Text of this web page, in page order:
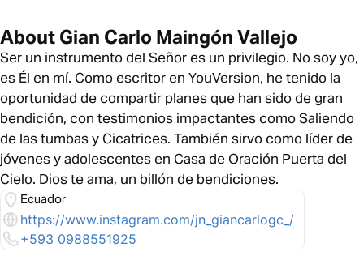
About Gian Carlo Maingón Vallejo
Ser un instrumento del Señor es un privilegio. No soy yo,
es Él en mí. Como escritor en YouVersion, he tenido la
oportunidad de compartir planes que han sido de gran
bendición, con testimonios impactantes como Saliendo
de las tumbas y Cicatrices. También sirvo como líder de
jóvenes y adolescentes en Casa de Oración Puerta del
Cielo. Dios te ama, un billón de bendiciones.
Ecuador
https://www.instagram.com/jn_giancarlogc_/
+593 0988551925